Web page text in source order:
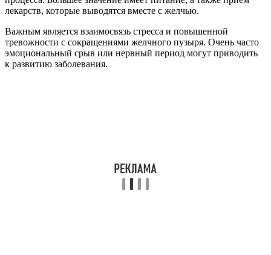
лекарств, которые выводятся вместе с желчью.
Важным является взаимосвязь стресса и повышенной
тревожности с сокращениями желчного пузыря. Очень часто
эмоциональный срыв или нервный период могут приводить
к развитию заболевания.